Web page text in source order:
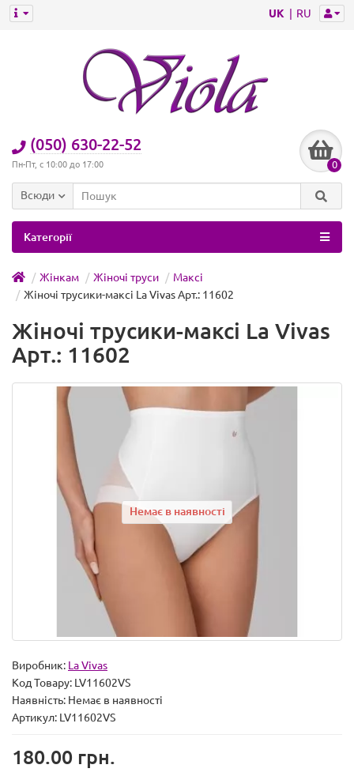
UK RU
(050) 630-22-52
Пн-Пт, с 10:00 до 17:00 0
Всюди
Категорії
Жінкам Жіночі труси
Максі
Жіночі трусики-максі La Vivas Арт.: 11602
Жіночі трусики-максі La Vivas
Арт.: 11602
Немає в наявності
Виробник: La Vivas
Код Товару: LV11602VS
Наявність: Немає в наявності
Артикул: LV11602VS
180.00 грн.